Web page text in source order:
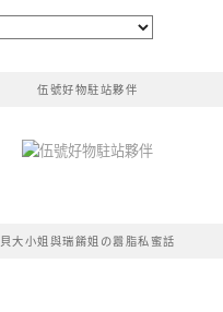
伍號好物駐站夥伴
貝大小姐與瑞餚姐の囂脂私蜜話